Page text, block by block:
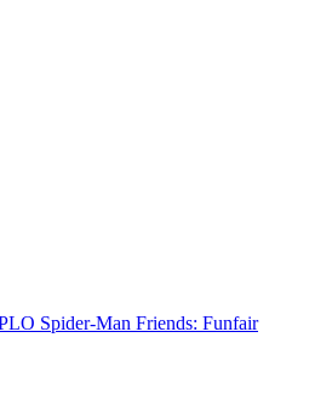
Spider-Man Friends: Funfair